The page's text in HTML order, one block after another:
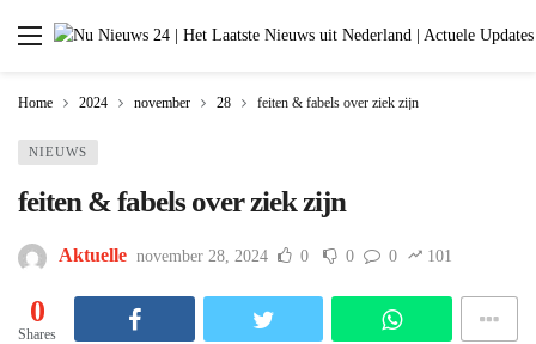
Home 2024 november 28 feiten & fabels over ziek zijn
NIEUWS
feiten & fabels over ziek zijn
Aktuelle november 28, 2024 0 0 0 101
0
Shares